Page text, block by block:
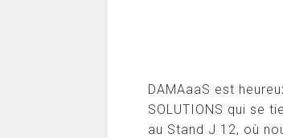
DAMAaaS est
SOLUTIONS qui se
au Stand J 12, où